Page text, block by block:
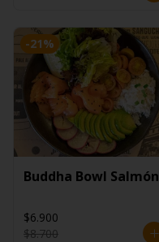
-21%
Buddha Bowl Salmón
$6.900
$8.700